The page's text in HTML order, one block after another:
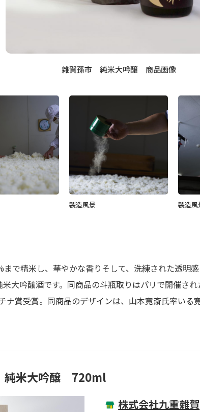
雜賀孫市 純米大吟醸 商品画像
製造風景 製造風
で精米し、華やかな香りそして、洗練された透明
大吟醸酒です。同商品の斗瓶取りはパリで開催さ
ナ賞受賞。同商品のデザインは、山本寛斎氏率いる
米大吟醸 720ml
株式会社九重雜賀